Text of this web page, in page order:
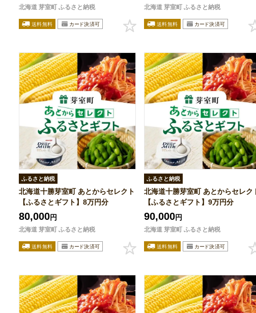
北海道 芽室町 ふるさと納税 北海道 芽室町 ふるさと納税
ふるさと納税
北海道十勝芽室町 あとからセレクト
【ふるさとギフト】8万円分
80,000円
北海道 芽室町 ふるさと納税
ふるさと納税
北海道十勝芽室町 あとからセレク
【ふるさとギフト】9万円分
90,000円
北海道 芽室町 ふるさと納税